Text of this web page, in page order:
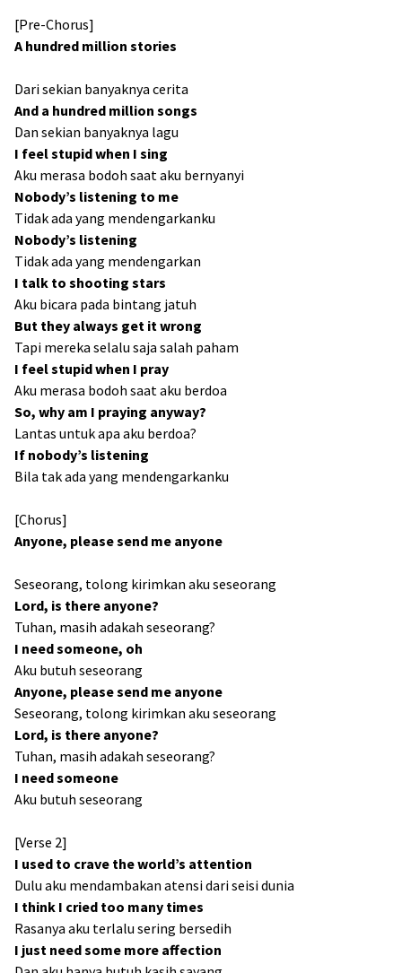
[Pre-Chorus]
A hundred million stories
Dari sekian banyaknya cerita
And a hundred million songs
Dan sekian banyaknya lagu
I feel stupid when I sing
Aku merasa bodoh saat aku bernyanyi
Nobody’s listening to me
Tidak ada yang mendengarkanku
Nobody’s listening
Tidak ada yang mendengarkan
I talk to shooting stars
Aku bicara pada bintang jatuh
But they always get it wrong
Tapi mereka selalu saja salah paham
I feel stupid when I pray
Aku merasa bodoh saat aku berdoa
So, why am I praying anyway?
Lantas untuk apa aku berdoa?
If nobody’s listening
Bila tak ada yang mendengarkanku
[Chorus]
Anyone, please send me anyone
Seseorang, tolong kirimkan aku seseorang
Lord, is there anyone?
Tuhan, masih adakah seseorang?
I need someone, oh
Aku butuh seseorang
Anyone, please send me anyone
Seseorang, tolong kirimkan aku seseorang
Lord, is there anyone?
Tuhan, masih adakah seseorang?
I need someone
Aku butuh seseorang
[Verse 2]
I used to crave the world’s attention
Dulu aku mendambakan atensi dari seisi dunia
I think I cried too many times
Rasanya aku terlalu sering bersedih
I just need some more affection